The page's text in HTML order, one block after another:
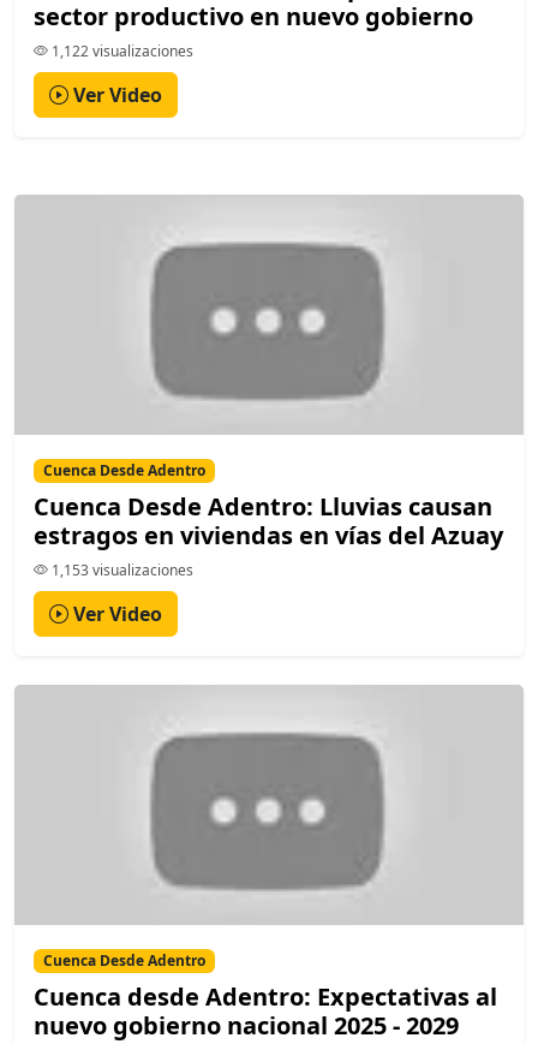
sector productivo en nuevo gobierno
1,122 visualizaciones
Ver Video
Cuenca Desde Adentro
Cuenca Desde Adentro: Lluvias causan
estragos en viviendas en vías del Azuay
1,153 visualizaciones
Ver Video
Cuenca Desde Adentro
Cuenca desde Adentro: Expectativas al
nuevo gobierno nacional 2025 - 2029